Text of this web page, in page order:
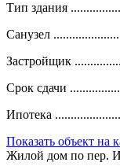
Тип здания
Санузел
Застройщик
Срок сдачи
Ипотека
Показать объект на
Жилой дом по пер.